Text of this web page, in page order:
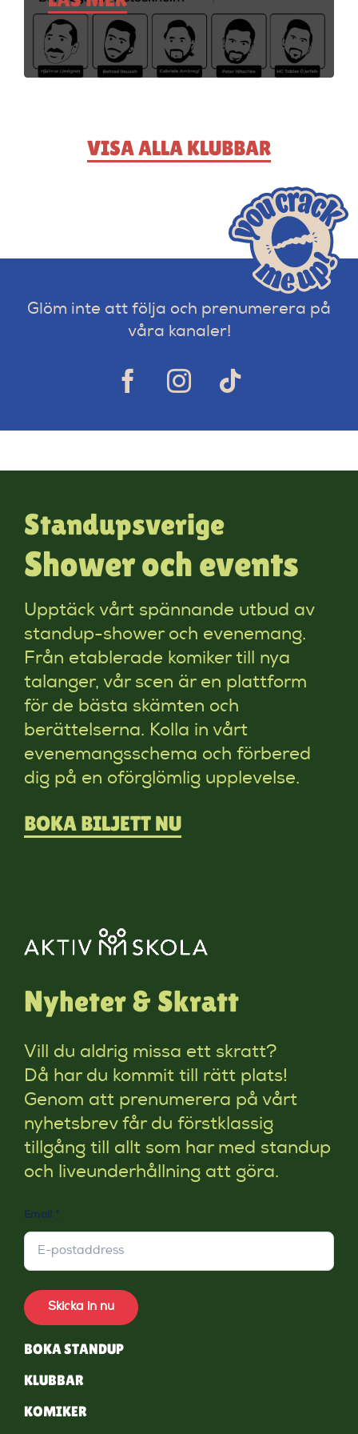
VISA ALLA KLUBBAR
Glöm inte att följa och prenumerera på
våra kanaler!
Standupsverige
Shower och events
Upptäck vårt spännande utbud av
standup-shower och evenemang.
Från etablerade komiker till nya
talanger, vår scen är en plattform
för de bästa skämten och
berättelserna. Kolla in vårt
evenemangsschema och förbered
dig på en oförglömlig upplevelse.
BOKA BILJETT NU
Nyheter & Skratt
Vill du aldrig missa ett skratt?
Då har du kommit till rätt plats!
Genom att prenumerera på vårt
nyhetsbrev får du förstklassig
tillgång till allt som har med standup
och liveunderhållning att göra.
Email *
Skicka in nu
BOKA STANDUP
KLUBBAR
KOMIKER